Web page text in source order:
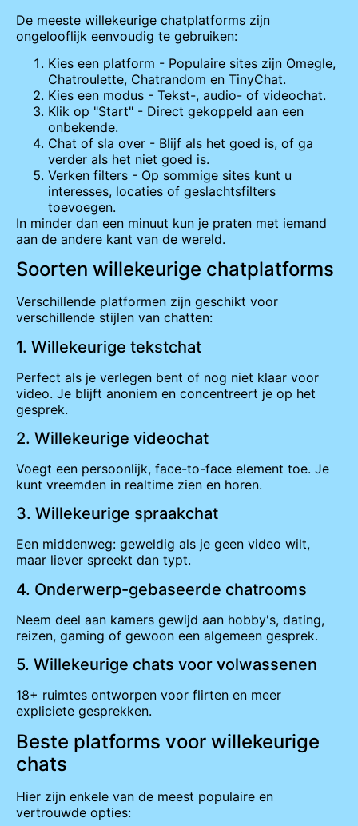
De meeste willekeurige chatplatforms zijn
ongelooflijk eenvoudig te gebruiken:
Kies een platform - Populaire sites zijn Omegle,
Chatroulette, Chatrandom en TinyChat.
Kies een modus - Tekst-, audio- of videochat.
Klik op "Start" - Direct gekoppeld aan een
onbekende.
Chat of sla over - Blijf als het goed is, of ga
verder als het niet goed is.
Verken filters - Op sommige sites kunt u
interesses, locaties of geslachtsfilters
toevoegen.
In minder dan een minuut kun je praten met iemand
aan de andere kant van de wereld.
Soorten willekeurige chatplatforms
Verschillende platformen zijn geschikt voor
verschillende stijlen van chatten:
1. Willekeurige tekstchat
Perfect als je verlegen bent of nog niet klaar voor
video. Je blijft anoniem en concentreert je op het
gesprek.
2. Willekeurige videochat
Voegt een persoonlijk, face-to-face element toe. Je
kunt vreemden in realtime zien en horen.
3. Willekeurige spraakchat
Een middenweg: geweldig als je geen video wilt,
maar liever spreekt dan typt.
4. Onderwerp-gebaseerde chatrooms
Neem deel aan kamers gewijd aan hobby's, dating,
reizen, gaming of gewoon een algemeen gesprek.
5. Willekeurige chats voor volwassenen
18+ ruimtes ontworpen voor flirten en meer
expliciete gesprekken.
Beste platforms voor willekeurige
chats
Hier zijn enkele van de meest populaire en
vertrouwde opties: